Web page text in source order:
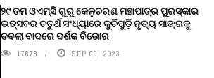
୨୯ ତମ ଓଏମ୍‌ସି ଗୁରୁ କେଳୁଚରଣ ମହାପାତ୍ର ପୁରସ୍କାର
ଉତ୍ସବର ଚତୁର୍ଥ ସଂଧ୍ୟାରେ କୁଚିପୁଡ଼ି ନୃତ୍ୟ ସାଙ୍ଗକୁ
ତବଲା ବାଦରେ ଦର୍ଶକ ବିଭୋର
17678 SEP 09, 2023